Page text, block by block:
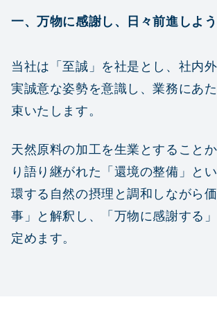
一、万物に感謝し、日々前進しよう
当社は「至誠」を社是とし、社内
実誠意な姿勢を意識し、業務にあ
束いたします。
天然原料の加工を生業とすること
り語り継がれた「還境の整備」と
環する自然の摂理と調和しながら
事」と解釈し、「万物に感謝する
定めます。